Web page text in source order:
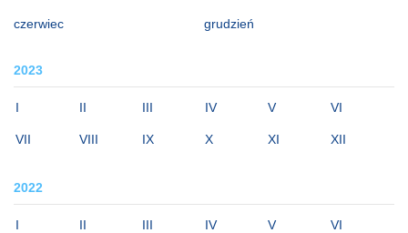
czerwiec grudzień
2023
I II III IV V VI
VII VIII IX X XI XII
2022
I II III IV V VI